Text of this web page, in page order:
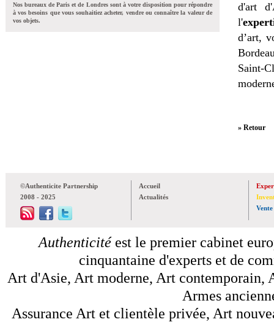
Nos bureaux de Paris et de Londres sont à votre disposition pour répondre
à vos besoins que vous souhaitiez acheter, vendre ou connaître la valeur de
vos objets.
d'art
l'
d’art,
Saint-
» Retour
©Authenticite Partnership
2008 - 2025
Accueil
Actualités
Vente
Authenticitéest le premier cabinet
cinquantaine d'experts et de
Art d'Asie, Art moderne, Art contemporain,
Armes
Assurance Art et clientèle privée, Art